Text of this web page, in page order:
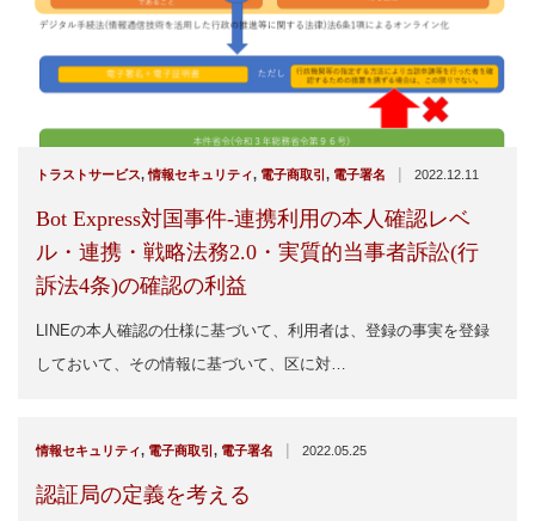
トラストサービス,情報セキュリティ, 電子商取引 , 電子署名 | 2022.12.11
Bot Express対国事件-連携利用の本人確認レベ
ル・連携・戦略法務2.0・実質的当事者訴訟(行
訴法4条)の確認の利益
LINEの本人確認の仕様に基づいて、利用者は、登録の事実を登録
しておいて、その情報に基づいて、区に対…
情報セキュリティ, 電子商取引 , 電子署名 | 2022.05.25
認証局の定義を考える